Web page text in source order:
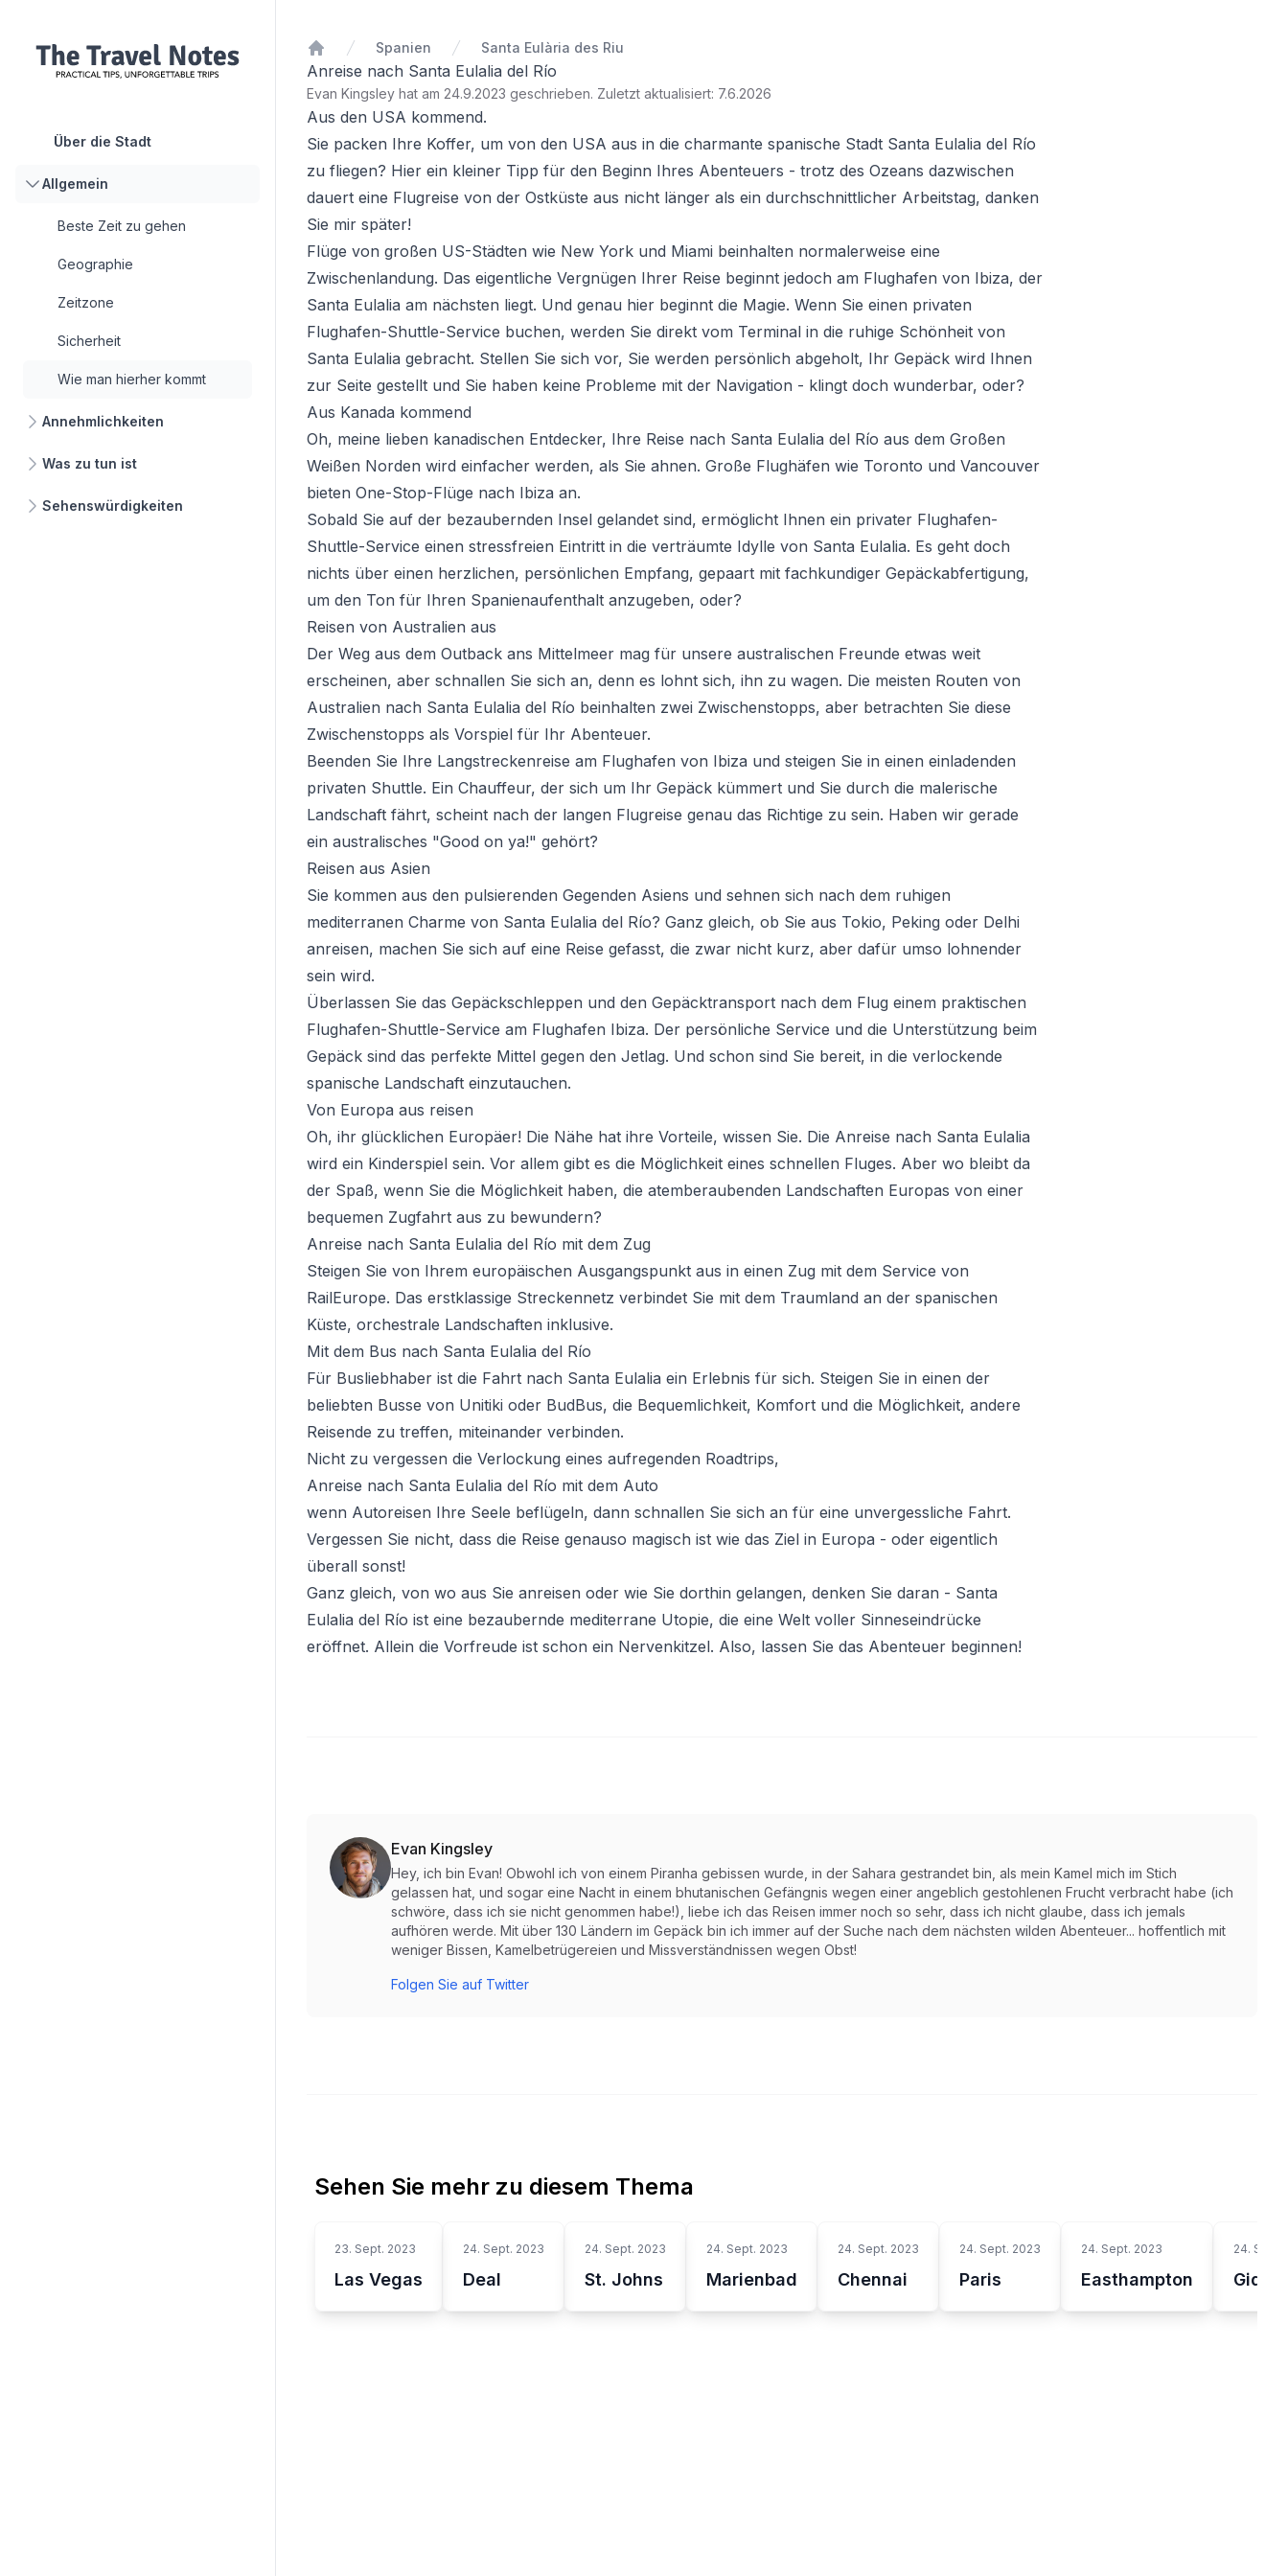
Über die Stadt
Allgemein
Beste Zeit zu gehen
Geographie
Zeitzone
Sicherheit
Wie man hierher kommt
Annehmlichkeiten
Was zu tun ist
Sehenswürdigkeiten
Startseite
Spanien Santa Eulària des Riu
Anreise nach Santa Eulalia del Río
Evan Kingsley hat am 24.9.2023 geschrieben. Zuletzt aktualisiert: 7.6.2026
Aus den USA kommend.
Sie packen Ihre Koffer, um von den USA aus in die charmante spanische Stadt Santa Eulalia del Río
zu fliegen? Hier ein kleiner Tipp für den Beginn Ihres Abenteuers - trotz des Ozeans dazwischen
dauert eine Flugreise von der Ostküste aus nicht länger als ein durchschnittlicher Arbeitstag, danken
Sie mir später!
Flüge von großen US-Städten wie New York und Miami beinhalten normalerweise eine
Zwischenlandung. Das eigentliche Vergnügen Ihrer Reise beginnt jedoch am Flughafen von Ibiza, der
Santa Eulalia am nächsten liegt. Und genau hier beginnt die Magie. Wenn Sie einen privaten
Flughafen-Shuttle-Service buchen, werden Sie direkt vom Terminal in die ruhige Schönheit von
Santa Eulalia gebracht. Stellen Sie sich vor, Sie werden persönlich abgeholt, Ihr Gepäck wird Ihnen
zur Seite gestellt und Sie haben keine Probleme mit der Navigation - klingt doch wunderbar, oder?
Aus Kanada kommend
Oh, meine lieben kanadischen Entdecker, Ihre Reise nach Santa Eulalia del Río aus dem Großen
Weißen Norden wird einfacher werden, als Sie ahnen. Große Flughäfen wie Toronto und Vancouver
bieten One-Stop-Flüge nach Ibiza an.
Sobald Sie auf der bezaubernden Insel gelandet sind, ermöglicht Ihnen ein privater Flughafen-
Shuttle-Service einen stressfreien Eintritt in die verträumte Idylle von Santa Eulalia. Es geht doch
nichts über einen herzlichen, persönlichen Empfang, gepaart mit fachkundiger Gepäckabfertigung,
um den Ton für Ihren Spanienaufenthalt anzugeben, oder?
Reisen von Australien aus
Der Weg aus dem Outback ans Mittelmeer mag für unsere australischen Freunde etwas weit
erscheinen, aber schnallen Sie sich an, denn es lohnt sich, ihn zu wagen. Die meisten Routen von
Australien nach Santa Eulalia del Río beinhalten zwei Zwischenstopps, aber betrachten Sie diese
Zwischenstopps als Vorspiel für Ihr Abenteuer.
Beenden Sie Ihre Langstreckenreise am Flughafen von Ibiza und steigen Sie in einen einladenden
privaten Shuttle. Ein Chauffeur, der sich um Ihr Gepäck kümmert und Sie durch die malerische
Landschaft fährt, scheint nach der langen Flugreise genau das Richtige zu sein. Haben wir gerade
ein australisches "Good on ya!" gehört?
Reisen aus Asien
Sie kommen aus den pulsierenden Gegenden Asiens und sehnen sich nach dem ruhigen
mediterranen Charme von Santa Eulalia del Río? Ganz gleich, ob Sie aus Tokio, Peking oder Delhi
anreisen, machen Sie sich auf eine Reise gefasst, die zwar nicht kurz, aber dafür umso lohnender
sein wird.
Überlassen Sie das Gepäckschleppen und den Gepäcktransport nach dem Flug einem praktischen
Flughafen-Shuttle-Service am Flughafen Ibiza. Der persönliche Service und die Unterstützung beim
Gepäck sind das perfekte Mittel gegen den Jetlag. Und schon sind Sie bereit, in die verlockende
spanische Landschaft einzutauchen.
Von Europa aus reisen
Oh, ihr glücklichen Europäer! Die Nähe hat ihre Vorteile, wissen Sie. Die Anreise nach Santa Eulalia
wird ein Kinderspiel sein. Vor allem gibt es die Möglichkeit eines schnellen Fluges. Aber wo bleibt da
der Spaß, wenn Sie die Möglichkeit haben, die atemberaubenden Landschaften Europas von einer
bequemen Zugfahrt aus zu bewundern?
Anreise nach Santa Eulalia del Río mit dem Zug
Steigen Sie von Ihrem europäischen Ausgangspunkt aus in einen Zug mit dem Service von
RailEurope. Das erstklassige Streckennetz verbindet Sie mit dem Traumland an der spanischen
Küste, orchestrale Landschaften inklusive.
Mit dem Bus nach Santa Eulalia del Río
Für Busliebhaber ist die Fahrt nach Santa Eulalia ein Erlebnis für sich. Steigen Sie in einen der
beliebten Busse von Unitiki oder BudBus, die Bequemlichkeit, Komfort und die Möglichkeit, andere
Reisende zu treffen, miteinander verbinden.
Nicht zu vergessen die Verlockung eines aufregenden Roadtrips,
Anreise nach Santa Eulalia del Río mit dem Auto
wenn Autoreisen Ihre Seele beflügeln, dann schnallen Sie sich an für eine unvergessliche Fahrt.
Vergessen Sie nicht, dass die Reise genauso magisch ist wie das Ziel in Europa - oder eigentlich
überall sonst!
Ganz gleich, von wo aus Sie anreisen oder wie Sie dorthin gelangen, denken Sie daran - Santa
Eulalia del Río ist eine bezaubernde mediterrane Utopie, die eine Welt voller Sinneseindrücke
eröffnet. Allein die Vorfreude ist schon ein Nervenkitzel. Also, lassen Sie das Abenteuer beginnen!
Evan Kingsley
Hey, ich bin Evan! Obwohl ich von einem Piranha gebissen wurde, in der Sahara gestrandet bin, als mein Kamel mich im Stich
gelassen hat, und sogar eine Nacht in einem bhutanischen Gefängnis wegen einer angeblich gestohlenen Frucht verbracht habe (ich
schwöre, dass ich sie nicht genommen habe!), liebe ich das Reisen immer noch so sehr, dass ich nicht glaube, dass ich jemals
aufhören werde. Mit über 130 Ländern im Gepäck bin ich immer auf der Suche nach dem nächsten wilden Abenteuer... hoffentlich mit
weniger Bissen, Kamelbetrügereien und Missverständnissen wegen Obst!
Folgen Sie auf Twitter
Sehen Sie mehr zu diesem Thema
23. Sept. 2023
Las Vegas
24. Sept. 2023
Deal
24. Sept. 2023
St. Johns
24. Sept. 2023
Marienbad
24. Sept. 2023
Chennai
24. Sept. 2023
Paris
24. Sept. 2023
Easthampton
24. Sept.